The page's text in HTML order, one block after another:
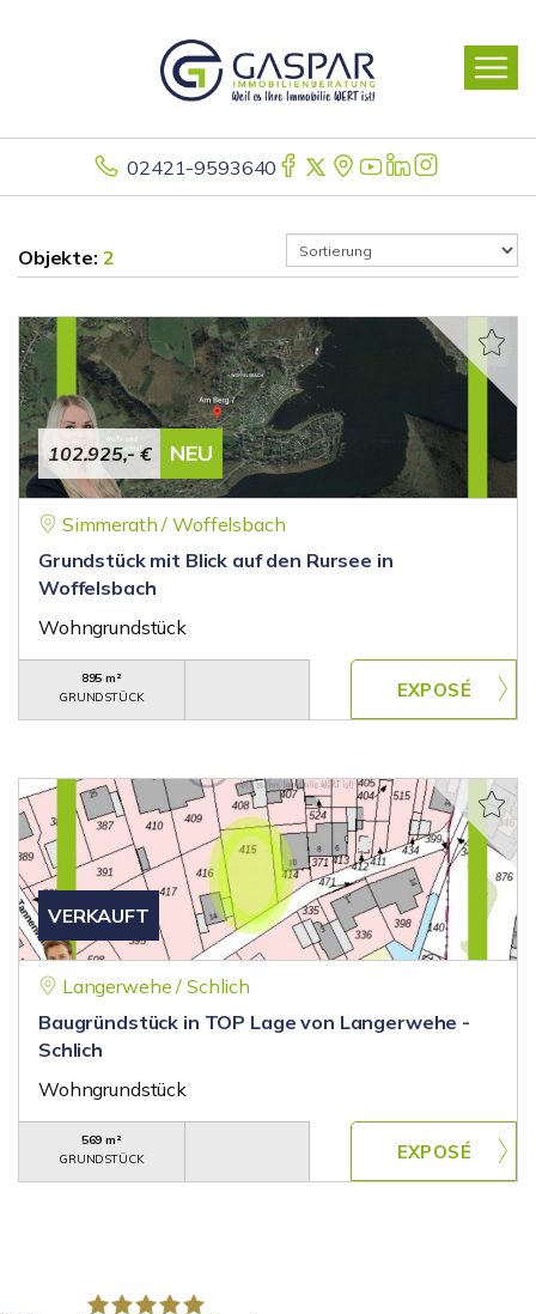
02421-9593640
Objekte: 2
102.925,- € NEU
Simmerath / Woffelsbach
Grundstück mit Blick auf den Rursee in
Woffelsbach
Wohngrundstück
895 m²
GRUNDSTÜCK
VERKAUFT
Langerwehe / Schlich
Baugründstück in TOP Lage von Langerwehe -
Schlich
Wohngrundstück
569 m²
GRUNDSTÜCK